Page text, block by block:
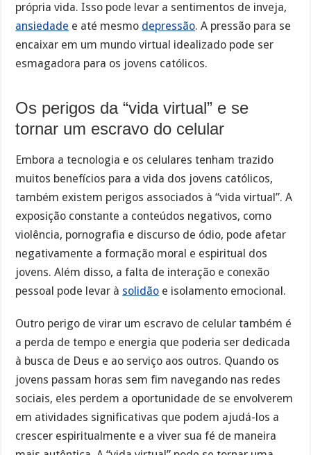
própria vida. Isso pode levar a sentimentos de inveja,
ansiedade e até mesmo depressão. A pressão para se
encaixar em um mundo virtual idealizado pode ser
esmagadora para os jovens católicos.
Os perigos da “vida virtual” e se
tornar um escravo do celular
Embora a tecnologia e os celulares tenham trazido
muitos benefícios para a vida dos jovens católicos,
também existem perigos associados à “vida virtual”. A
exposição constante a conteúdos negativos, como
violência, pornografia e discurso de ódio, pode afetar
negativamente a formação moral e espiritual dos
jovens. Além disso, a falta de interação e conexão
pessoal pode levar à solidão e isolamento emocional.
Outro perigo de virar um escravo de celular também é
a perda de tempo e energia que poderia ser dedicada
à busca de Deus e ao serviço aos outros. Quando os
jovens passam horas sem fim navegando nas redes
sociais, eles perdem a oportunidade de se envolverem
em atividades significativas que podem ajudá-los a
crescer espiritualmente e a viver sua fé de maneira